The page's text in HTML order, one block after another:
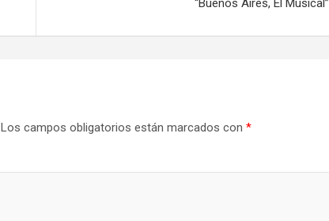
“Buenos Aires, El Musical”
Los campos obligatorios están marcados con *